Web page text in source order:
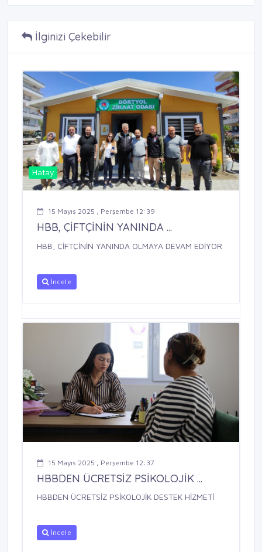
İlginizi Çekebilir
Hatay
15 Mayıs 2025 , Perşembe 12:39
HBB, ÇİFTÇİNİN YANINDA ...
HBB, ÇİFTÇİNİN YANINDA OLMAYA DEVAM EDİYOR
İncele
15 Mayıs 2025 , Perşembe 12:37
HBBDEN ÜCRETSİZ PSİKOLOJİK ...
HBBDEN ÜCRETSİZ PSİKOLOJİK DESTEK HİZMETİ
İncele